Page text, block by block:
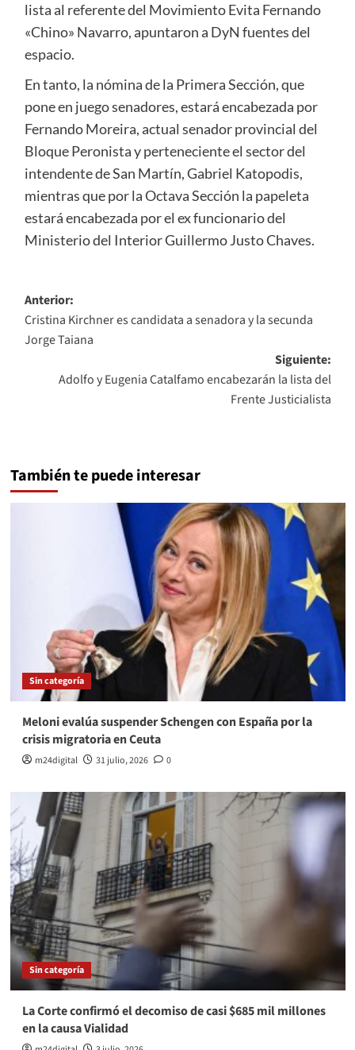
lista al referente del Movimiento Evita Fernando
«Chino» Navarro, apuntaron a DyN fuentes del
espacio.
En tanto, la nómina de la Primera Sección, que
pone en juego senadores, estará encabezada por
Fernando Moreira, actual senador provincial del
Bloque Peronista y perteneciente el sector del
intendente de San Martín, Gabriel Katopodis,
mientras que por la Octava Sección la papeleta
estará encabezada por el ex funcionario del
Ministerio del Interior Guillermo Justo Chaves.
Navegación
de
entradas
Anterior:
Cristina Kirchner es candidata a senadora y la secunda
Jorge Taiana
Siguiente:
Adolfo y Eugenia Catalfamo encabezarán la lista del
Frente Justicialista
También te puede interesar
Sin categoría
Meloni evalúa suspender Schengen con España por la
crisis migratoria en Ceuta
m24digital 31 julio, 2026 0
Sin categoría
La Corte confirmó el decomiso de casi $685 mil millones
en la causa Vialidad